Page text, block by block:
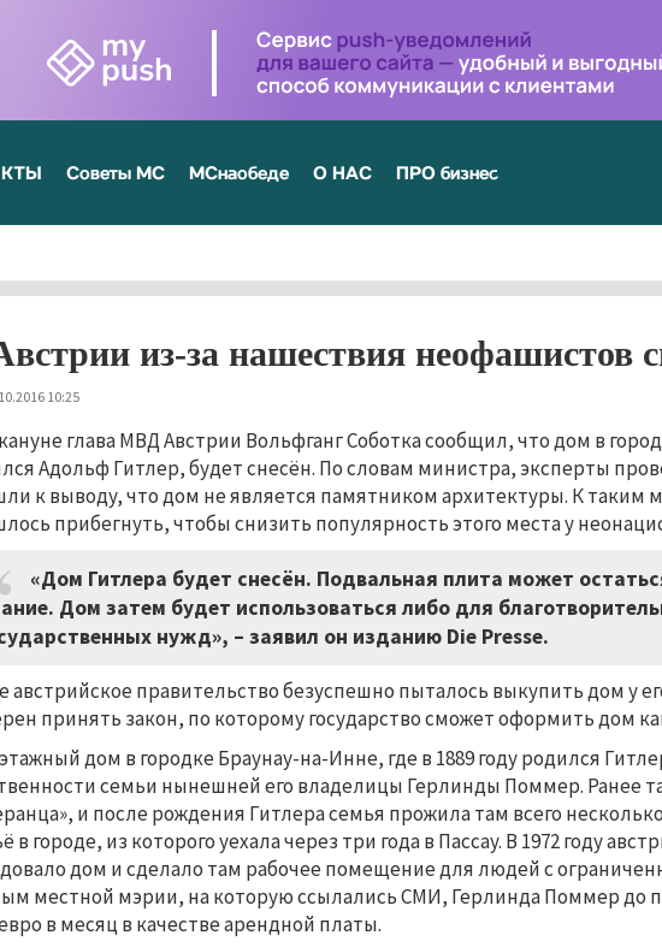
Советы МС МСнаобеде О НАС ПРО бизнес
из-за нашествия неофашистов
10:25
глава МВД Австрии Вольфганг Соботка сообщил, что дом в
Адольф Гитлер, будет снесён. По словам министра, эксперты
к выводу, что дом не является памятником архитектуры. К таким
прибегнуть, чтобы снизить популярность этого места у
«Дом Гитлера будет снесён. Подвальная плита может
Дом затем будет использоваться либо для
нужд», – заявил он изданию Die Presse.
австрийское правительство безуспешно пыталось выкупить дом у
принять закон, по которому государство сможет оформить дом
дом в городке Браунау-на-Инне, где в 1889 году родился
семьи нынешней его владелицы Герлинды Поммер. Ранее
и после рождения Гитлера семья прожила там всего
в городе, из которого уехала через три года в Пассау. В 1972 году
дом и сделало там рабочее помещение для людей с
местной мэрии, на которую ссылались СМИ, Герлинда Поммер до
в месяц в качестве арендной платы.